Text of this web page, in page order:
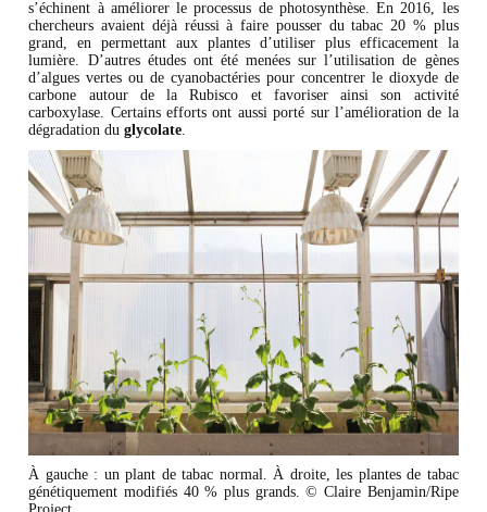
s’échinent à améliorer le processus de photosynthèse. En 2016, les
chercheurs avaient déjà réussi à faire pousser du tabac 20 % plus
grand, en permettant aux plantes d’utiliser plus efficacement la
lumière. D’autres études ont été menées sur l’utilisation de gènes
d’algues vertes ou de cyanobactéries pour concentrer le dioxyde de
carbone autour de la Rubisco et favoriser ainsi son activité
carboxylase. Certains efforts ont aussi porté sur l’amélioration de la
dégradation duglycolate.
À gauche : un plant de tabac normal. À droite, les plantes de tabac
génétiquement modifiés 40 % plus grands. © Claire Benjamin/Ripe